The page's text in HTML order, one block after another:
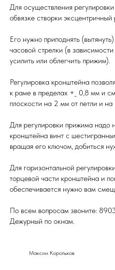
Для осуществления
обвязке створки эксцентричный
Его нужно приподнять
часовой стрелки (в зависимости
усилить или облегчить прижим).
Регулировка кронштейна
к раме в пределах +_ 0,8 мм и
плоскости на 2 мм от петли и на
Для регулировки прижима надо
кронштейна винт с
вращая его ключом, добиться
Для горизонтальной
торцевой части кронштейна и
обеспечивается нужно вам
По всем вопросам звоните:
Дежурный по окнам.
Максим Корольков